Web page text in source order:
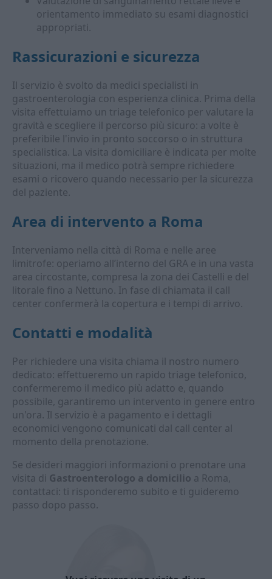
orientamento immediato su esami diagnostici
appropriati.
Rassicurazioni e sicurezza
Il servizio è svolto da medici specialisti in
gastroenterologia con esperienza clinica. Prima della
visita effettuiamo un triage telefonico per valutare la
gravità e scegliere il percorso più sicuro: a volte è
preferibile l'invio in pronto soccorso o in struttura
specialistica. La visita domiciliare è indicata per molte
situazioni, ma il medico potrà sempre richiedere
esami o ricovero quando necessario per la sicurezza
del paziente.
Area di intervento a Roma
Interveniamo nella città di Roma e nelle aree
limitrofe: operiamo all’interno del GRA e in una vasta
area circostante, compresa la zona dei Castelli e del
litorale fino a Nettuno. In fase di chiamata il call
center confermerà la copertura e i tempi di arrivo.
Contatti e modalità
Per richiedere una visita chiama il nostro numero
dedicato: effettueremo un rapido triage telefonico,
confermeremo il medico più adatto e, quando
possibile, garantiremo un intervento in genere entro
un'ora. Il servizio è a pagamento e i dettagli
economici vengono comunicati dal call center al
momento della prenotazione.
Se desideri maggiori informazioni o prenotare una
visita di Gastroenterologo a domicilio a Roma,
contattaci: ti risponderemo subito e ti guideremo
passo dopo passo.